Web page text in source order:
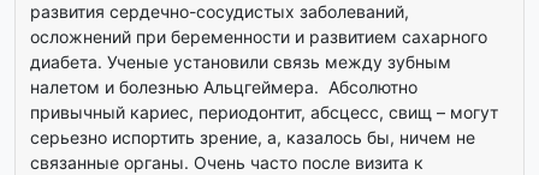
развития сердечно-сосудистых заболеваний,
осложнений при беременности и развитием сахарного
диабета. Ученые установили связь между зубным
налетом и болезнью Альцгеймера. Абсолютно
привычный кариес, периодонтит, абсцесс, свищ – могут
серьезно испортить зрение, а, казалось бы, ничем не
связанные органы. Очень часто после визита к